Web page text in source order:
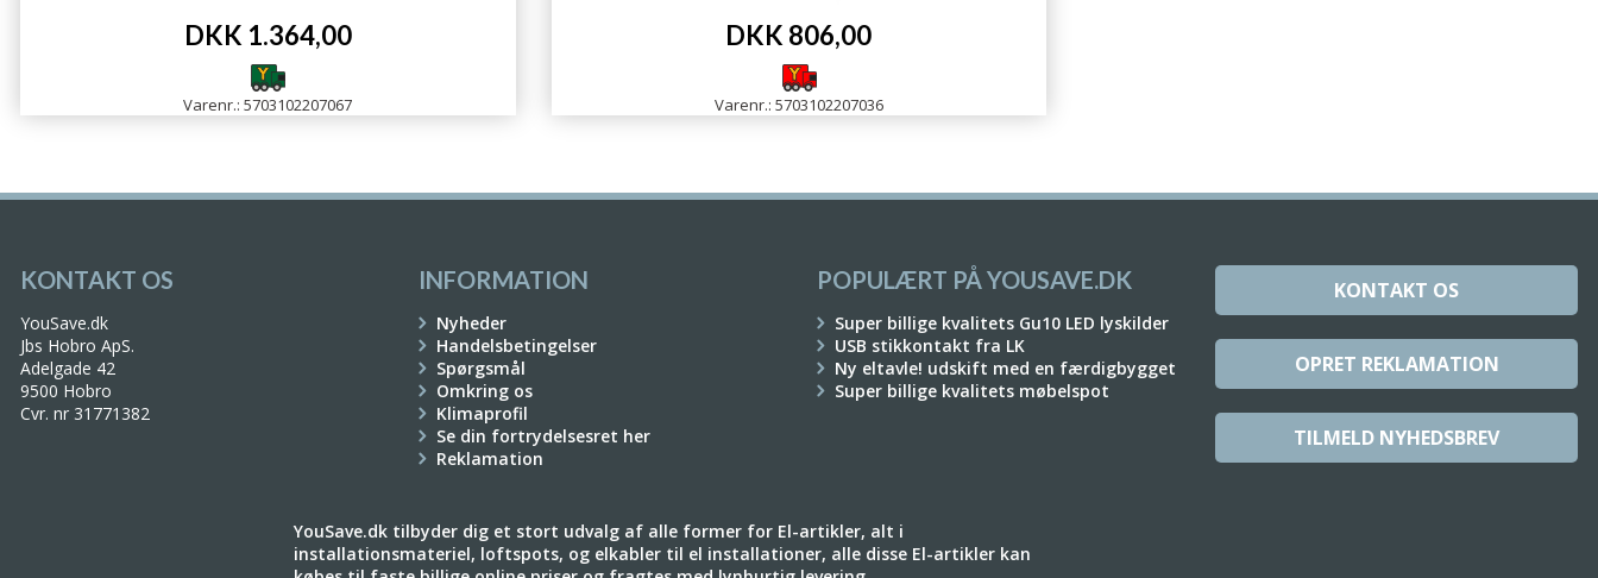
DKK 1.364,00
Varenr.: 5703102207067
DKK 806,00
Varenr.: 5703102207036
KONTAKT OS
YouSave.dk
Jbs Hobro ApS.
Adelgade 42
9500 Hobro
Cvr. nr 31771382
YouSave.dk tilbyder dig et stort udvalg af alle former for El-artikler, alt i
installationsmateriel, loftspots, og elkabler til el installationer, alle disse El-artikler kan
INFORMATION
Nyheder
Handelsbetingelser
Spørgsmål
Omkring os
Klimaprofil
Se din fortrydelsesret her
Reklamation
POPULÆRT PÅ YOUSAVE.DK
Super billige kvalitets Gu10 LED lyskilder
USB stikkontakt fra LK
Ny eltavle! udskift med en færdigbygget
Super billige kvalitets møbelspot
KONTAKT OS
OPRET REKLAMATION
TILMELD NYHEDSBREV